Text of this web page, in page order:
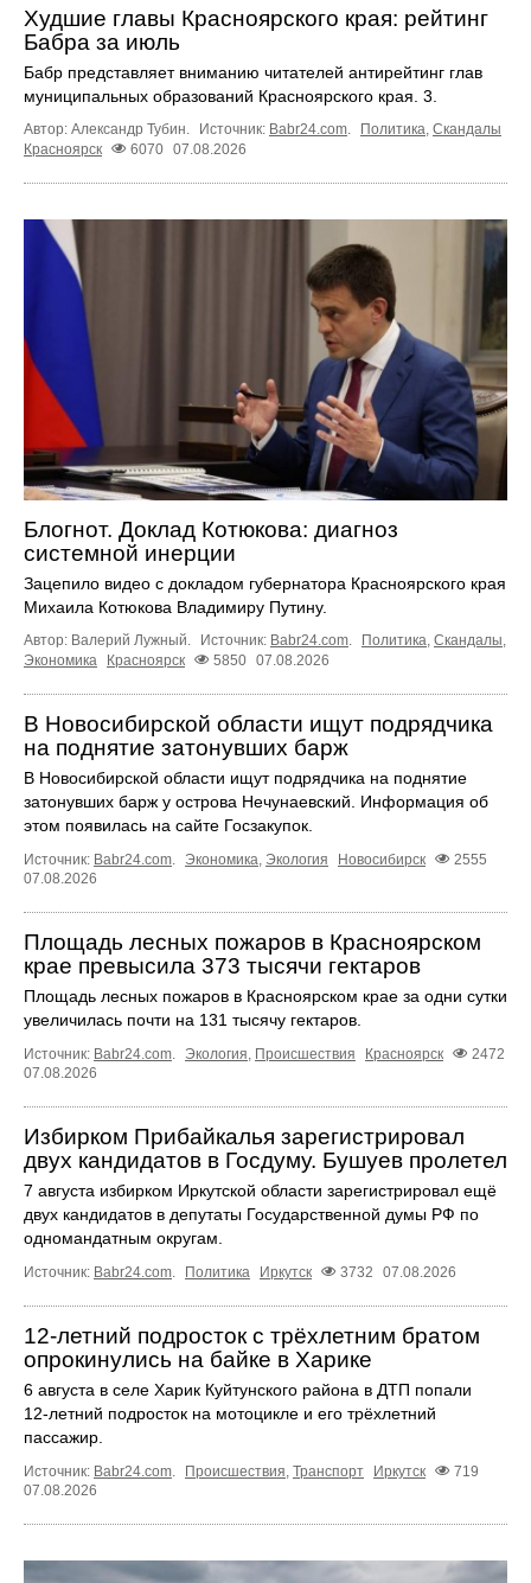
Худшие главы Красноярского края: рейтинг
Бабра за июль
Бабр представляет вниманию читателей антирейтинг глав
муниципальных образований Красноярского края. 3.
Автор: Александр Тубин. Источник: Babr24.com. Политика, Скандалы
Красноярск
6070 07.08.2026
Блогнот. Доклад Котюкова: диагноз
системной инерции
Зацепило видео с докладом губернатора Красноярского края
Михаила Котюкова Владимиру Путину.
Автор: Валерий Лужный. Источник: Babr24.com. Политика, Скандалы,
Экономика
Красноярск 5850 07.08.2026
В Новосибирской области ищут подрядчика
на поднятие затонувших барж
В Новосибирской области ищут подрядчика на поднятие
затонувших барж у острова Нечунаевский. Информация об
этом появилась на сайте Госзакупок.
Источник: Babr24.com. Экономика, Экология Новосибирск
2555
07.08.2026
Площадь лесных пожаров в Красноярском
крае превысила 373 тысячи гектаров
Площадь лесных пожаров в Красноярском крае за одни сутки
увеличилась почти на 131 тысячу гектаров.
Источник: Babr24.com. Экология, Происшествия Красноярск
2472
07.08.2026
Избирком Прибайкалья зарегистрировал
двух кандидатов в Госдуму. Бушуев пролетел
7 августа избирком Иркутской области зарегистрировал ещё
двух кандидатов в депутаты Государственной думы РФ по
одномандатным округам.
Источник: Babr24.com. Политика Иркутск 3732 07.08.2026
12‑летний подросток с трёхлетним братом
опрокинулись на байке в Харике
6 августа в селе Харик Куйтунского района в ДТП попали
12‑летний подросток на мотоцикле и его трёхлетний
пассажир.
Источник: Babr24.com. Происшествия, Транспорт Иркутск
719
07.08.2026